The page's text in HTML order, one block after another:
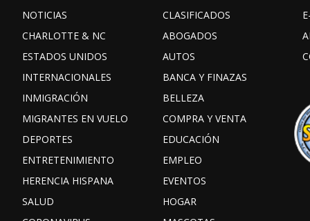
NOTICIAS
CHARLOTTE & NC
ESTADOS UNIDOS
INTERNACIONALES
INMIGRACIÓN
MIGRANTES EN VUELO
DEPORTES
ENTRETENIMIENTO
HERENCIA HISPANA
SALUD
CLASIFICADOS
ABOGADOS
AUTOS
BANCA Y FINAZAS
BELLEZA
COMPRA Y VENTA
EDUCACIÓN
EMPLEO
EVENTOS
HOGAR